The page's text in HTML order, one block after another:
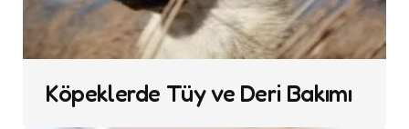
Köpeklerde Tüy ve Deri Bakımı